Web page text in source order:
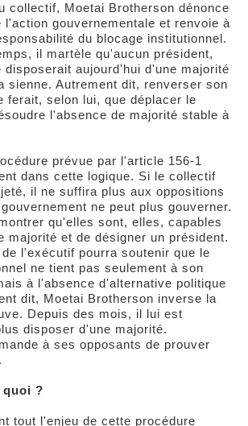
collectif, Moetai Brotherson dénonce
l'action gouvernementale et renvoie à
du blocage institutionnel.
il martèle qu'aucun président,
disposerait aujourd'hui d'une majorité
sienne. Autrement dit, renverser son
ferait, selon lui, que déplacer le
l'absence de majorité stable à
prévue par l'article 156-1
dans cette logique. Si le collectif
il ne suffira plus aux oppositions
ne peut plus gouverner.
qu'elles sont, elles, capables
majorité et de désigner un président.
l'exécutif pourra soutenir que le
ne tient pas seulement à son
à l'absence d'alternative politique
dit, Moetai Brotherson inverse la
Depuis des mois, il lui est
disposer d'une majorité.
à ses opposants de prouver
?
tout l'enjeu de cette procédure